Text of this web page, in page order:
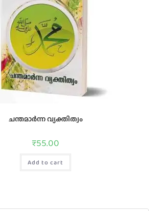
ചന്തമാര്‍ന്ന വ്യക്തിത്വം
₹55.00
Add to cart